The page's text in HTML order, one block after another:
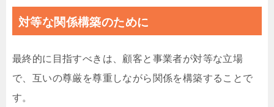
対等な関係構築のために
最終的に目指すべきは、顧客と事業者が対等な立場
で、互いの尊厳を尊重しながら関係を構築することで
す。